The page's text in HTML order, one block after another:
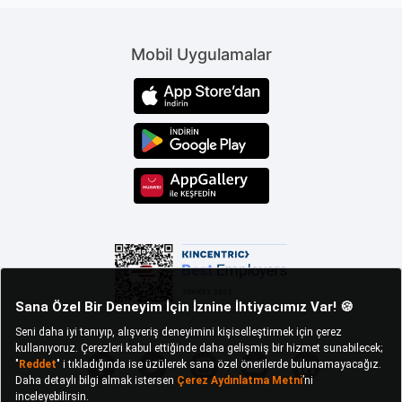
Kaliteli Kıyma Makinesi Modelleri
Kıyma makinesi mutfakta eti veya diğer malzemeleri
döndürerek kıyma haline getirmek için kullanılan çok
yönlü araçlardır. Farklı ihtiyaçları karşılamak için
birçok farklı model ve tür mevcuttur. Kıyma çekme
makinesi hızlı ve verimli bir şekilde eti veya
mutfaklarda yaygın olarak kullanılır. Kullanıcı dostu bir
arayüze sahiptir ve kesici bıçaklarla çalışır.Çoğu
ayarlama seçenekleri
sunar.
Manuel kıyma makinesi,
elle döndürülen bir kolu
Mobil Uygulamalar